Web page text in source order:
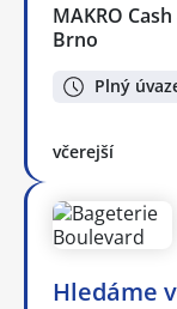
MAKRO
Brno
Plný
včerejší
Hledáme